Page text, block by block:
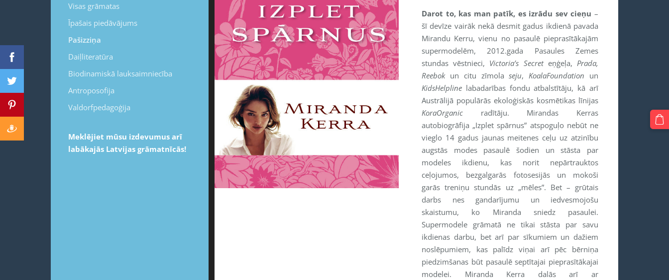
Visas grāmatas
Īpašais piedāvājums
Pašizziņa
Daiļliteratūra
Biodinamiskā lauksaimniecība
Antroposofija
Valdorfpedagoģija
Meklējiet mūsu izdevumus arī
labākajās Latvijas grāmatnīcās!
Darot to, kas man patīk, es izrādu sev cieņu –
šī devīze vairāk nekā desmit gadus ikdienā pavada
Mirandu Kerru, vienu no pasaulē pieprasītākajām
supermodelēm, 2012.gada Pasaules Zemes
stundas vēstnieci, Victoria’s Secreteņģeļa, Prada,
Reebokun citu zīmolaseju,KoalaFoundation un
KidsHelpline labadarības fondu atbalstītāju, kā arī
Austrālijā populārās ekoloģiskās kosmētikas līnijas
KoraOrganic radītāju. Mirandas Kerras
autobiogrāfija „Izplet spārnus” atspoguļo nebūt ne
vieglo 14 gadus jaunas meitenes ceļu uz atzinību
augstās modes pasaulē šodien un stāsta par
modeles ikdienu, kas norit nepārtrauktos
ceļojumos, bezgalgarās fotosesijās un mokoši
garās treniņu stundās uz „mēles”. Bet – grūtais
darbs nes gandarījumu un iedvesmojošu
skaistumu, ko Miranda sniedz pasaulei.
Supermodele grāmatā ne tikai stāsta par savu
ikdienas darbu, bet arī par sīkumiem un dažiem
noslēpumiem, kas palīdz viņai arī pēc bērniņa
piedzimšanas būt pasaulē septītajai pieprasītākajai
modelei. Miranda Kerra dalās arī ar